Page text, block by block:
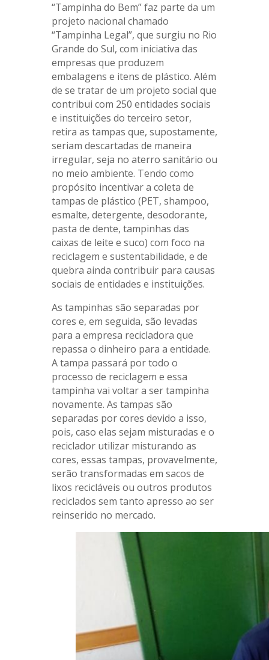
“Tampinha do Bem” faz parte da um
projeto nacional chamado
“Tampinha Legal”, que surgiu no Rio
Grande do Sul, com iniciativa das
empresas que produzem
embalagens e itens de plástico. Além
de se tratar de um projeto social que
contribui com 250 entidades sociais
e instituições do terceiro setor,
retira as tampas que, supostamente,
seriam descartadas de maneira
irregular, seja no aterro sanitário ou
no meio ambiente. Tendo como
propósito incentivar a coleta de
tampas de plástico (PET, shampoo,
esmalte, detergente, desodorante,
pasta de dente, tampinhas das
caixas de leite e suco) com foco na
reciclagem e sustentabilidade, e de
quebra ainda contribuir para causas
sociais de entidades e instituições.
As tampinhas são separadas por
cores e, em seguida, são levadas
para a empresa recicladora que
repassa o dinheiro para a entidade.
A tampa passará por todo o
processo de reciclagem e essa
tampinha vai voltar a ser tampinha
novamente. As tampas são
separadas por cores devido a isso,
pois, caso elas sejam misturadas e o
reciclador utilizar misturando as
cores, essas tampas, provavelmente,
serão transformadas em sacos de
lixos recicláveis ou outros produtos
reciclados sem tanto apresso ao ser
reinserido no mercado.